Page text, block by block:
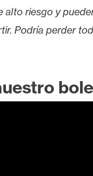
alto riesgo y
Podría perder